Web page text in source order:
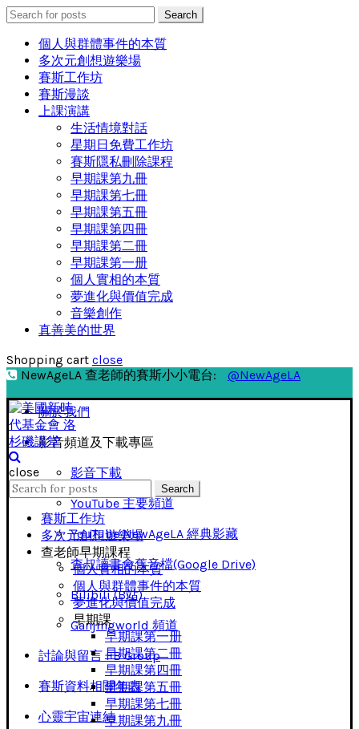
Search
for:
Search
個人與群體事件的本質
多次元創想遊樂場
賽斯工作坊
賽斯漫談
上課演講
生活情境對話
星期日免費工作坊
賽斯隱私刪除課程
早期課第九冊
早期課第七冊
早期課第五冊
早期課第四冊
早期課第二冊
早期課第一册
個人實相的本質
夢進化與價值完成
音樂創作
真善美的世界
Shopping cart close
NewAgeLA 查老師的賽斯小小電台:
@NewAgeLA
關於我們
影音頻道及下載專區
影音下載
YouTube 主要頻道
YouTube NewAgeLA 經典影藏
查叔讀書會舊音檔(Google Drive)
Bilibili (B站)
Ganjingworld 頻道
討論與留言 FB Group
賽斯資料相關年表
心靈宇宙連結
close
Search
for:
Search
賽斯工作坊
多次元創想遊樂場
查老師早期課程
個人實相的本質
個人與群體事件的本質
夢進化與價值完成
早期課
早期課第一册
早期課第二冊
早期課第四冊
早期課第五冊
早期課第七冊
早期課第九冊